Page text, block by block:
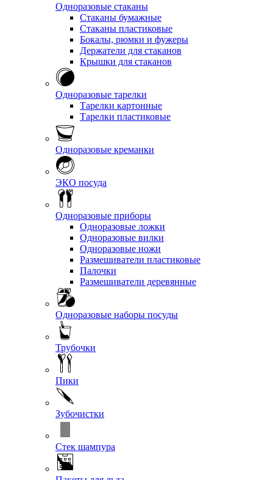
Одноразовые стаканы
Стаканы бумажные
Стаканы пластиковые
Бокалы, рюмки и фужеры
Держатели для стаканов
Крышки для стаканов
Одноразовые тарелки
Тарелки картонные
Тарелки пластиковые
Одноразовые креманки
ЭКО посуда
Одноразовые приборы
Одноразовые ложки
Одноразовые вилки
Одноразовые ножи
Размешиватели пластиковые
Палочки
Размешиватели деревянные
Одноразовые наборы посуды
Трубочки
Пики
Зубочистки
Стек шампура